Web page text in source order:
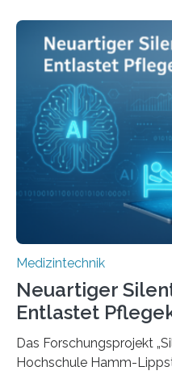
Medizintechnik
Neuartiger
Entlastet
Das Forschungsprojekt
Hochschule Hamm-